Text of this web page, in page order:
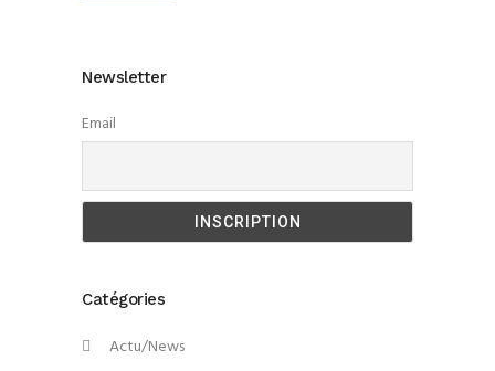
Newsletter
Email
Catégories
Actu/News